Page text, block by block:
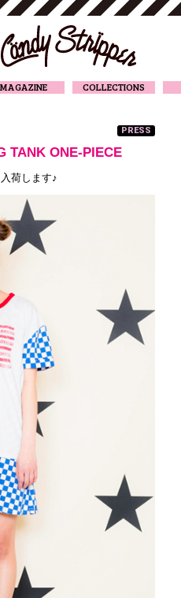
MAGAZINE COLLECTIONS
PRESS
TANK ONE-PIECE
荷します♪